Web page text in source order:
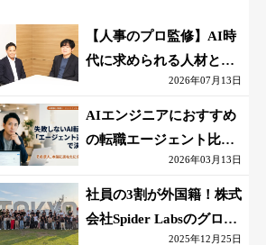
【人事のプロ監修】AI時
代に求められる人材と
は？「代替されない人」
の条件
2026年07月13日
AIエンジニアにおすすめ
の転職エージェント比較
｜失敗しない選び方【採
点表つき】
2026年03月13日
社員の3割が外国籍！株式
会社Spider Labsのグロー
2025年12月25日